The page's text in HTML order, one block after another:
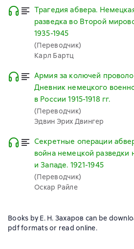
Трагедия абвера.
разведка во Второй
1935-1945
(Переводчик)
Карл Бартц
Армия за колючей
Дневник немецкого
в России 1915-1918 гг.
(Переводчик)
Эдвин Эрих Двингер
Секретные операции
война немецкой разведки
и Западе. 1921-1945
(Переводчик)
Оскар Райле
Books by Е. Н. Захаров can be
pdf formats or read online.